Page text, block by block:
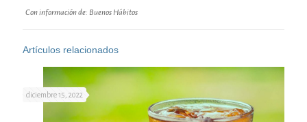
Con información de: Buenos Hábitos
Artículos relacionados
diciembre 15, 2022